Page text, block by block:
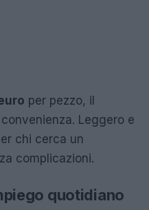
per pezzo, il
Leggero e
chi cerca un
complicazioni.
quotidiano